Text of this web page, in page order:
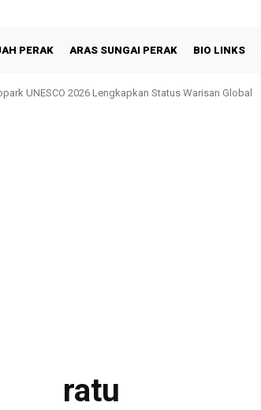
PERAK ARAS SUNGAI PERAK BIO LINKS
UNESCO 2026 Lengkapkan Status Warisan Global
ratu